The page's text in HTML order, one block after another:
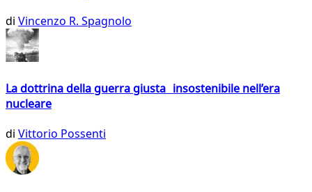
di Vincenzo R. Spagnolo
La dottrina della guerra giusta insostenibile nell’era
nucleare
di Vittorio Possenti